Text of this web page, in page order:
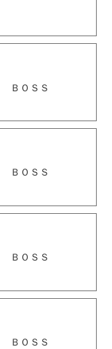
ＢＯＳＳ
ＢＯＳＳ
ＢＯＳＳ
ＢＯＳＳ